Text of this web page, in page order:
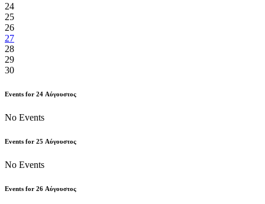
24
25
26
27
28
29
30
Events for 24 Αύγουστος
No Events
Events for 25 Αύγουστος
No Events
Events for 26 Αύγουστος